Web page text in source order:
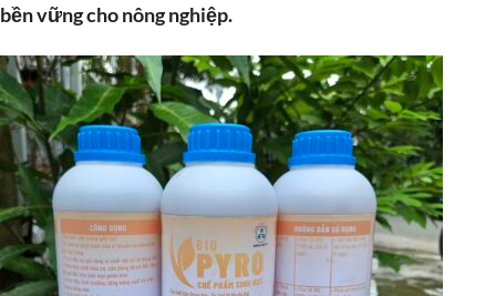
bền vững cho nông nghiệp.